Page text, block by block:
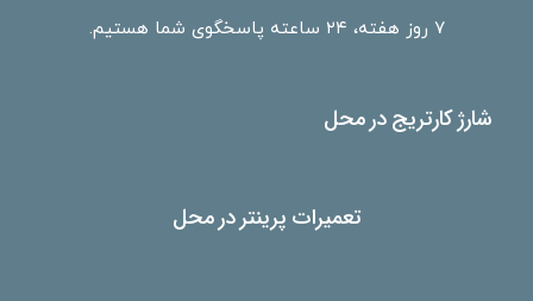
۷ روز هفته، ۲۴ ساعته پاسخگوی شما هستیم.
شارژ کارتریج در محل
تعمیرات پرینتر در محل